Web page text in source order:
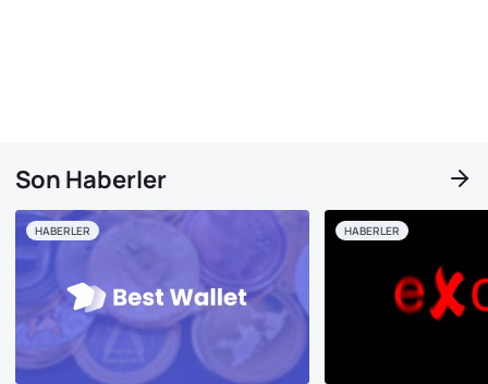
Son Haberler
HABERLER HABERLER